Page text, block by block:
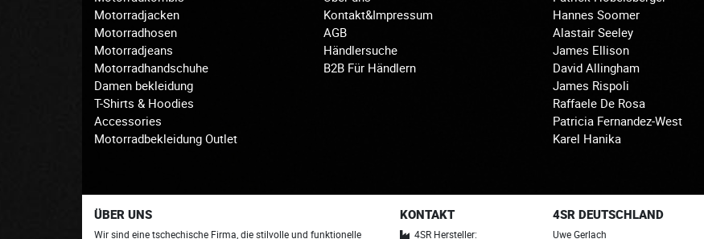
Motorradjacken
Motorradhosen
Motorradjeans
Motorradhandschuhe
Damen bekleidung
T-Shirts & Hoodies
Accessories
Motorradbekleidung Outlet
Kontakt&Impressum
AGB
Händlersuche
B2B Für Händlern
Hannes Soomer
Alastair Seeley
James Ellison
David Allingham
James Rispoli
Raffaele De Rosa
Patricia Fernandez-West
Karel Hanika
ÜBER UNS
Wir sind eine tschechische Firma, die stilvolle und funktionelle
KONTAKT
4SR Hersteller:
4SR DEUTSCHLAND
Uwe Gerlach